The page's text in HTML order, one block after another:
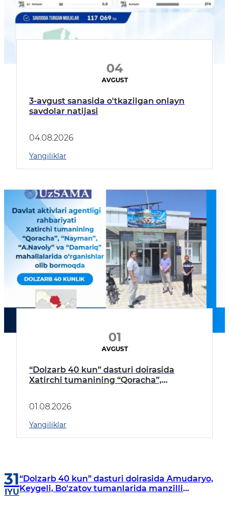
04
AVGUST
3-avgust sanasida o'tkazilgan onlayn
savdolar natijasi
04.08.2026
Yangiliklar
01
AVGUST
“Dolzarb 40 kun” dasturi doirasida
Xatirchi tumanining “Qoracha”,
borildi
01.08.2026
Yangiliklar
31
IYU
“Dolzarb 40 kun” dasturi doirasida Amudaryo,
Keygeli, Bo'zatov tumanlarida manzilli